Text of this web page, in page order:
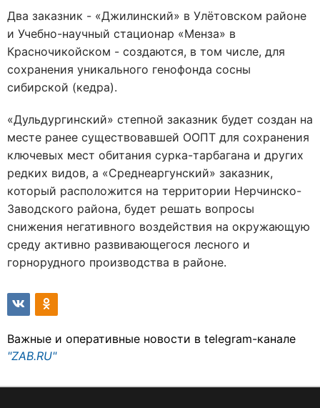
Два заказник - «Джилинский» в Улётовском районе
и Учебно-научный стационар «Менза» в
Красночикойском - создаются, в том числе, для
сохранения уникального генофонда сосны
сибирской (кедра).
«Дульдургинский» степной заказник будет создан на
месте ранее существовавшей ООПТ для сохранения
ключевых мест обитания сурка-тарбагана и других
редких видов, а «Среднеаргунский» заказник,
который расположится на территории Нерчинско-
Заводского района, будет решать вопросы
снижения негативного воздействия на окружающую
среду активно развивающегося лесного и
горнорудного производства в районе.
Важные и оперативные новости в telegram-канале
"ZAB.RU"